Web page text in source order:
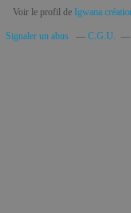
Voir le profil de Igwana
Signaler un abus C.G.U.